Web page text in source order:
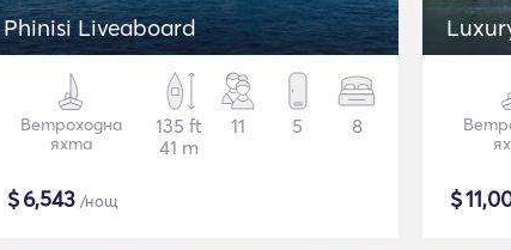
Phinisi Liveaboard
Ветроходна
яхта
135 ft
41 m
11 5 8
$6,543 /нощ $